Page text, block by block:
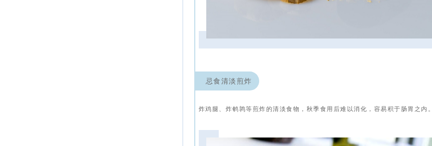
忌食清淡煎炸
炸鸡腿、炸鹌鹑等煎炸的清淡食物，秋季食用后难以消化，容易积于肠胃之内。